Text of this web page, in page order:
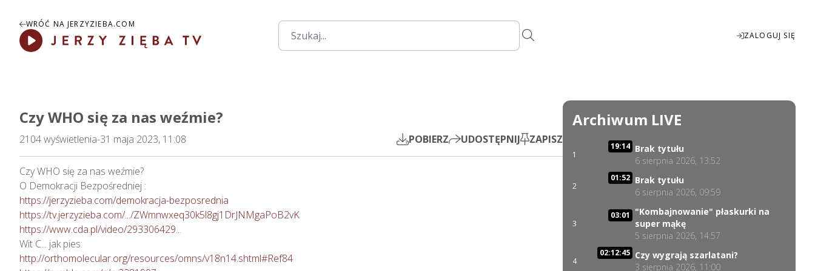
WRÓĆ NA JERZYZIEBA.COM
ZALOGUJ SIĘ
Enter
fullscreen
Czy WHO się za nas weźmie?
2104wyświetlenia-31 maja 2023, 11:08 POBIERZ UDOSTĘPNIJ ZAPISZ
Czy WHO się za nas weźmie?
https://jerzyzieba.com/demokracja-bezposrednia
https://tv.jerzyzieba.com/.../ZWmnwxeq30k5l8gj1DrJNMgaPoB2vK
https://www.cda.pl/video/293306429...
http://orthomolecular.org/resources/omns/v18n14.shtml#Ref84
Archiwum LIVE
1
19:14 Brak tytułu
6 sierpnia 2026, 13:52
2
01:52 Brak tytułu
6 sierpnia 2026, 09:59
3
03:01
"Kombajnowanie" płaskurki na
super mąkę
5 sierpnia 2026, 14:57
4
02:12:45 Czy wygrają szarlatani?
3 sierpnia 2026, 11:00